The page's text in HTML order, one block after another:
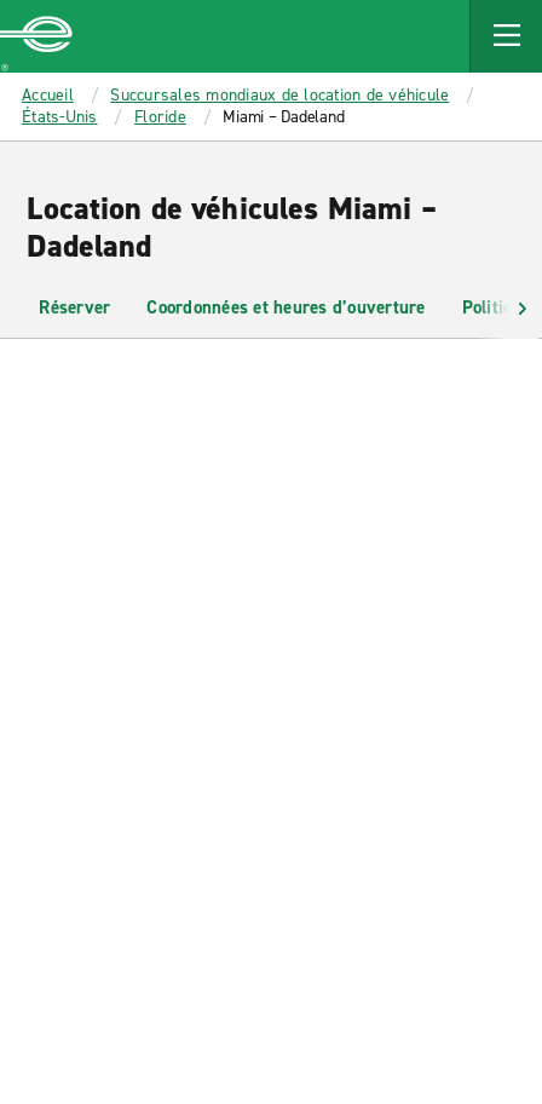
MAIN
CONTENT
Enterprise
Accueil
Succursales mondiaux de location de véhicule
États-Unis
Floride Miami – Dadeland
Location de véhicules Miami –
Dadeland
Réserver Coordonnées et heures d’ouverture Politiques